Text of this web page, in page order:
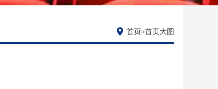
首页>首页大图